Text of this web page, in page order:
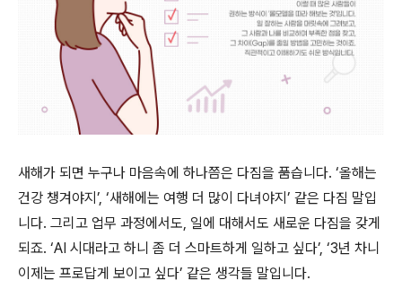
새해가 되면 누구나 마음속에 하나쯤은 다짐을 품습니다. ‘올해는
건강 챙겨야지’, ‘새해에는 여행 더 많이 다녀야지’ 같은 다짐 말입
니다. 그리고 업무 과정에서도, 일에 대해서도 새로운 다짐을 갖게
되죠. ‘AI 시대라고 하니 좀 더 스마트하게 일하고 싶다’, ‘3년 차니
이제는 프로답게 보이고 싶다’ 같은 생각들 말입니다.